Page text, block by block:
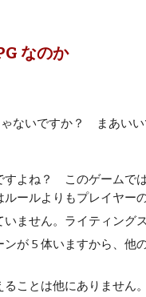
なのか
ないですか？ まあい
すよね？ このゲームで
ールよりもプレイヤー
ません。ライティング
が 5 体いますから、
ことは他にありません